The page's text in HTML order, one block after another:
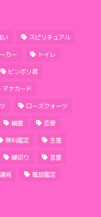
い スピリチュアル
カー トイレ
ビンボリ君
マナカード
ローズクォーツ
幽霊 恋愛
無料鑑定 生霊
縁切り 言霊
術 電話鑑定